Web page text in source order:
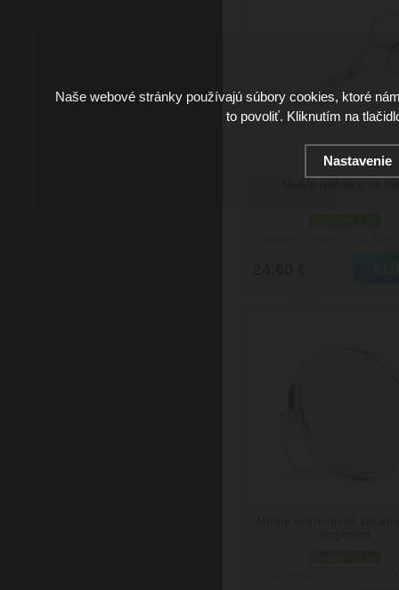
Naše webové stránky používajú súbory cookies, ktoré
to povoliť. Kliknutím na
Nastavenie